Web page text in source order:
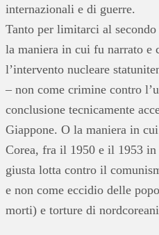
internazionali e di guerre.
Tanto per limitarci al
la maniera in cui fu narrato e
l’intervento nucleare
– non come crimine contro
conclusione tecnicamente
Giappone. O la maniera in
Corea, fra il 1950 e il 1953 in
giusta lotta contro il
e non come eccidio delle
morti) e torture di